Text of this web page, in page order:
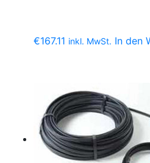
€167.11 inkl. MwSt. In den